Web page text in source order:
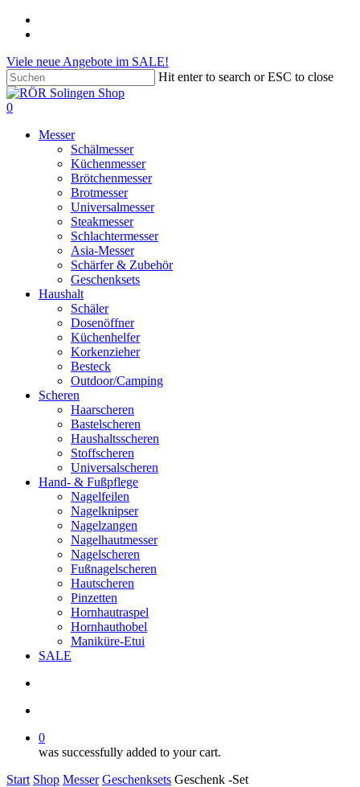
Skip
content
Viele neue Angebote im SALE!
Hit enter to search or ESC to close
Close
Search
search
account
0
Messer
Schälmesser
Küchenmesser
Brötchenmesser
Brotmesser
Universalmesser
Steakmesser
Schlachtermesser
Asia-Messer
Schärfer & Zubehör
Geschenksets
Haushalt
Schäler
Dosenöffner
Küchenhelfer
Korkenzieher
Besteck
Outdoor/Camping
Scheren
Haarscheren
Bastelscheren
Haushaltsscheren
Stoffscheren
Universalscheren
Hand- & Fußpflege
Nagelfeilen
Nagelknipser
Nagelzangen
Nagelhautmesser
Nagelscheren
Fußnagelscheren
Hautscheren
Pinzetten
Hornhautraspel
Hornhauthobel
Maniküre-Etui
SALE
0
was successfully added to your cart.
Start Shop Messer Geschenksets Geschenk -Set